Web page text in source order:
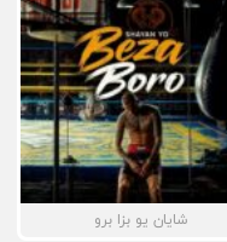
شایان یو بزا برو